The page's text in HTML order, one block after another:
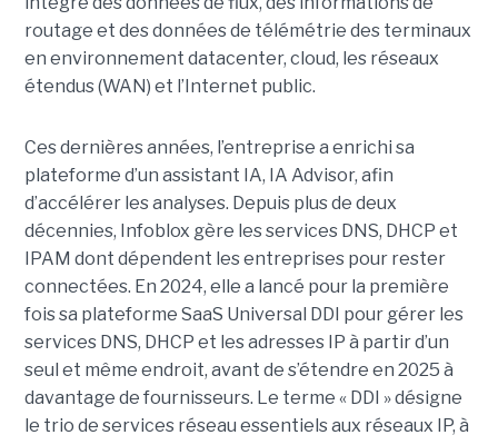
routage et des données de télémétrie des terminaux
en environnement datacenter, cloud, les réseaux
étendus (WAN) et l’Internet public.
Ces dernières années, l’entreprise a enrichi sa
plateforme d’un assistant IA, IA Advisor, afin
d’accélérer les analyses. Depuis plus de deux
décennies, Infoblox gère les services DNS, DHCP et
IPAM dont dépendent les entreprises pour rester
connectées. En 2024, elle a lancé pour la première
fois sa plateforme SaaS Universal DDI pour gérer les
services DNS, DHCP et les adresses IP à partir d’un
seul et même endroit, avant de s’étendre en 2025 à
davantage de fournisseurs. Le terme « DDI » désigne
le trio de services réseau essentiels aux réseaux IP, à